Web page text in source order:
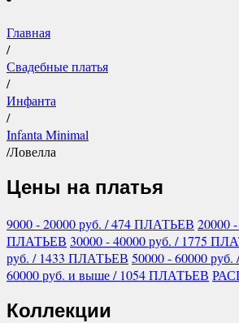
Главная
/
Свадебные платья
/
Инфанта
/
Infanta Minimal
/Ловелла
Цены на платья
9000 - 20000руб. / 474 ПЛАТЬЕВ 20000
ПЛАТЬЕВ 30000 - 40000руб. / 1775
руб. / 1433 ПЛАТЬЕВ 50000 - 60000руб.
60000руб. и выше/ 1054 ПЛАТЬЕВ
Коллекции